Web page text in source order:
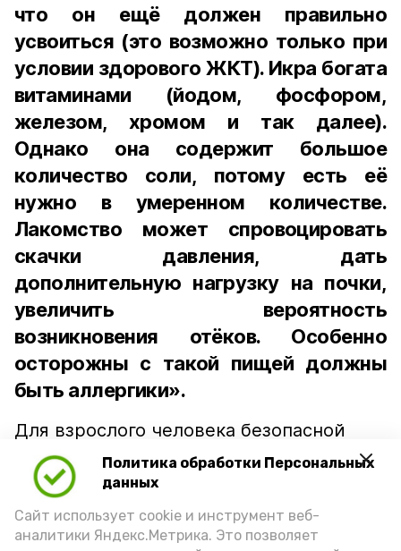
Политика обработки Персональных
данных
Сайт использует cookie и инструмент веб-
аналитики Яндекс.Метрика. Это позволяет
что он ещё должен правильно
усвоиться (это возможно только при
условии здорового ЖКТ). Икра богата
витаминами (йодом, фосфором,
железом, хромом и так далее).
Однако она содержит большое
количество соли, потому есть её
нужно в умеренном количестве.
Лакомство может спровоцировать
скачки давления, дать
дополнительную нагрузку на почки,
увеличить вероятность
возникновения отёков. Особенно
осторожны с такой пищей должны
быть аллергики».
Для взрослого человека безопасной
порцией икры считается 30-50 граммов
(2-3 ложки). При этом следует обратить
внимание на хлеб, с которым она
подаётся: лучше выбирать